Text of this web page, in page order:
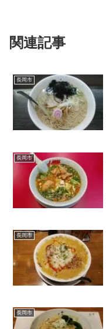
関連記事
長岡市
長岡市
長岡市
長岡市